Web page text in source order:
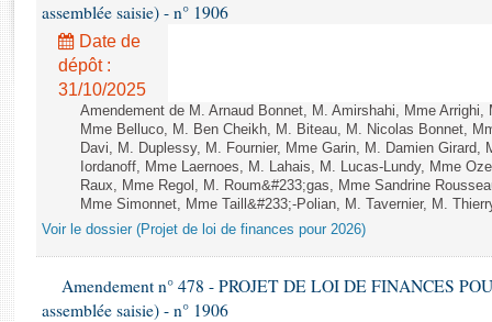
Rapports législatifs
Rapports sur l'application des lois
Baromètre de l’application des lois
Dossiers législatifs
Budget et sécurité sociale
Questions écrites et orales
Comptes rendus des débats
assemblée saisie) - n° 1906
Date de
dépôt :
31/10/2025
Amendement de M. Arnaud Bonnet, M. Amirshahi, Mme
Mme Belluco, M. Ben Cheikh, M. Biteau, M. Nicolas Bonnet,
Davi, M. Duplessy, M. Fournier, Mme Garin, M. Damien Girard,
Iordanoff, Mme Laernoes, M. Lahais, M. Lucas-Lundy, Mme
Raux, Mme Regol, M. Roum&#233;gas, Mme Sandrine
Mme Simonnet, Mme Taill&#233;-Polian, M. Tavernier, M.
Voir le dossier (Projet de loi de finances pour 2026)
Amendement n° 478 - PROJET DE LOI DE FINANCES
assemblée saisie) - n° 1906